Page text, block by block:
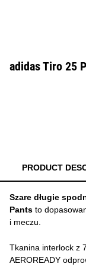
adidas Tiro 25
PRODUCT
Szare długie
Pants to
i meczu.
Tkanina interlock z
AEROREADY